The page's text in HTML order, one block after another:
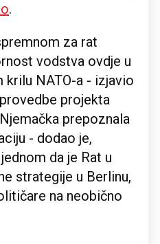
.
za rat
vodstva ovdje u
krilu NATO-a - izjavio
projekta
prepoznala
- dodao je,
da je Rat u
strategije u Berlinu,
na neobično